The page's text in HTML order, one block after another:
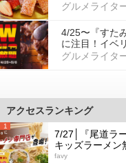
グルメライタ
4/25〜『すた
に注目！イベ
グルメライタ
アクセスランキング
1
7/27│『尾道ラ
キッズラーメン
favy